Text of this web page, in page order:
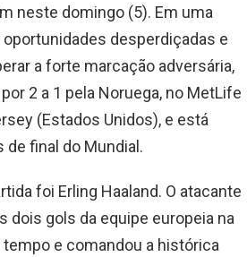
neste domingo (5). Em uma
desperdiçadas e
a forte marcação adversária,
2 a 1 pela Noruega, no MetLife
(Estados Unidos), e está
de final do Mundial.
foi Erling Haaland. O atacante
dois gols da equipe europeia na
e comandou a histórica